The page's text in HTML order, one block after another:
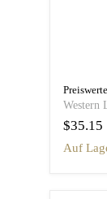
Western
$35.15
auf